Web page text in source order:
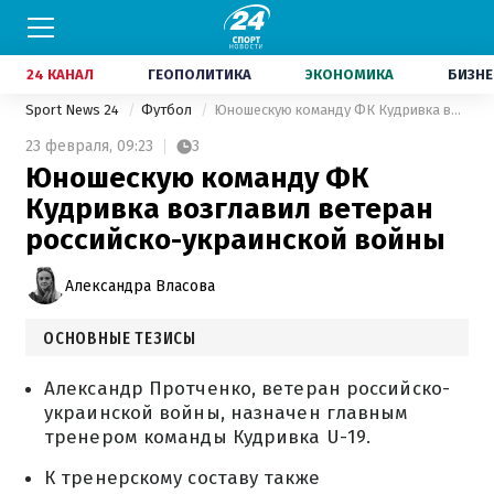
24 КАНАЛ ГЕОПОЛИТИКА ЭКОНОМИКА
Sport News 24 Футбол Юношескую команду ФК Кудривка возглавил ветеран российско-украинской войны
23 февраля, 09:23 3
Юношескую команду ФК
Кудривка возглавил ветеран
российско-украинской войны
Александра Власова
ОСНОВНЫЕ ТЕЗИСЫ
Александр Протченко, ветеран российско-
украинской войны, назначен главным
тренером команды Кудривка U-19.
К тренерскому составу также